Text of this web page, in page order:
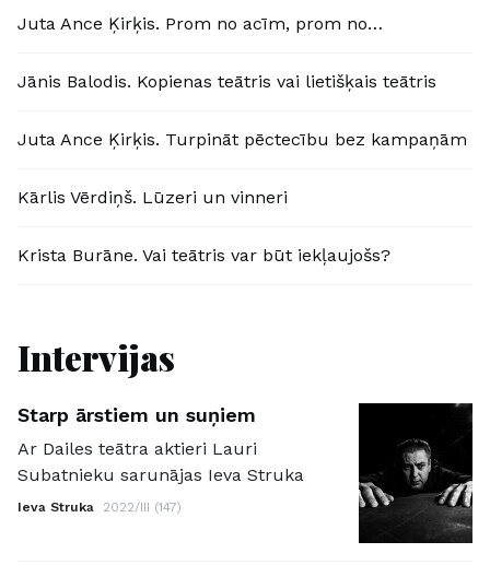
Juta Ance Ķirķis. Prom no acīm, prom no…
Jānis Balodis. Kopienas teātris vai lietišķais teātris
Juta Ance Ķirķis. Turpināt pēctecību bez kampaņām
Kārlis Vērdiņš. Lūzeri un vinneri
Krista Burāne. Vai teātris var būt iekļaujošs?
Intervijas
Starp ārstiem un suņiem
Ar Dailes teātra aktieri Lauri
Subatnieku sarunājas Ieva Struka
Ieva Struka 2022/III (147)